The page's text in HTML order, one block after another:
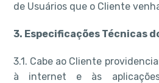
de Usuários que o Cliente
3. Especificações Técnicas
3.1. Cabe ao Cliente
à internet e às